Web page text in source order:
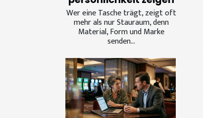
Wer eine Tasche trägt, zeigt oft
mehr als nur Stauraum, denn
Material, Form und Marke
senden...